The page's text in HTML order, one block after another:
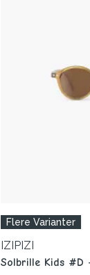
Flere Varianter
IZIPIZI
Solbrille Kids #D